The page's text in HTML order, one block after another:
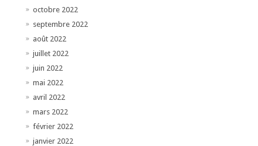
octobre 2022
septembre 2022
août 2022
juillet 2022
juin 2022
mai 2022
avril 2022
mars 2022
février 2022
janvier 2022